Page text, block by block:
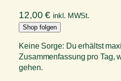
12,00€ inkl. MWSt.
Shop folgen
Keine Sorge: Du erhältst
Zusammenfassung pro Tag,
gehen.